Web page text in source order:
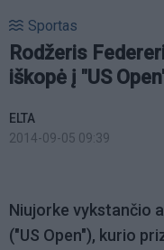
Sportas
Rodžeris
iškopė į "US
ELTA
2014-09-05 09:39
Niujorke vykstančio
("US Open"), kurio